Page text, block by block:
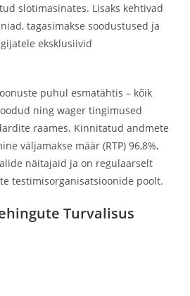
slotimasinates. Lisaks kehtivad
tagasimakse soodustused ja
eksklusiivid
puhul esmatähtis – kõik
ning wager tingimused
raames. Kinnitatud andmete
väljamakse määr (RTP) 96,8%,
näitajaid ja on regulaarselt
testimisorganisatsioonide poolt.
Turvalisus